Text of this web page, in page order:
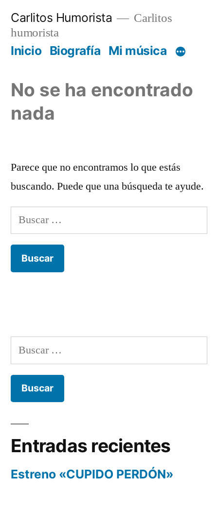
contenido
Carlitos Humorista
Carlitos
humorista
Inicio Biografía Mi música
No se ha encontrado
nada
Parece que no encontramos lo que estás
buscando. Puede que una búsqueda te ayude.
Buscar:
Buscar:
Entradas recientes
Estreno «CUPIDO PERDÓN»